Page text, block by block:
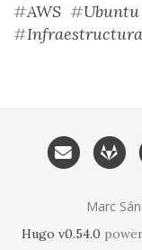
#AWS #Ubuntu
#Infraestructura
Marc
Hugo v0.54.0